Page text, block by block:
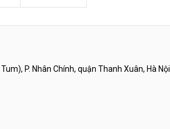
P. Nhân Chính, quận Thanh Xuân, Hà Nội.